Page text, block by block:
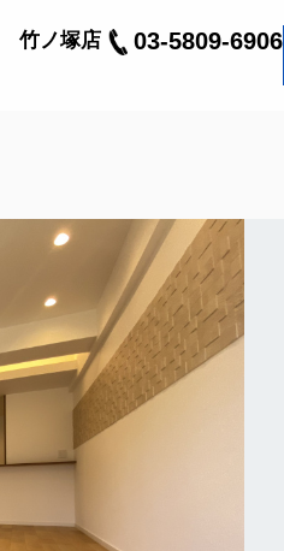
竹ノ塚店 03-5809-6906